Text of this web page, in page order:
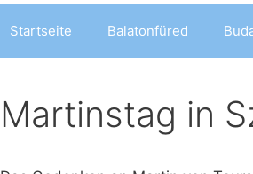
Startseite Balatonfüred
Martinstag in